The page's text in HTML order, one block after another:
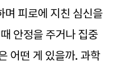
며 피로에 지친 심신을
안정을 주거나 집중
어떤 게 있을까. 과학